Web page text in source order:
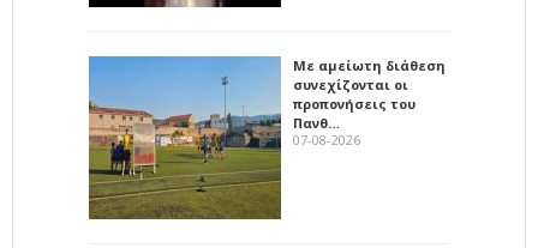
Με αμείωτη διάθεση
συνεχίζονται οι
προπονήσεις του
Πανθ…
07-08-2026